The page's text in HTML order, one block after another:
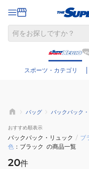
スポーツ・カテゴリ
バッグ バックパック
おすすめ順表示
バックパック・リュック / ブ
色
ブラック の商品一覧
20件